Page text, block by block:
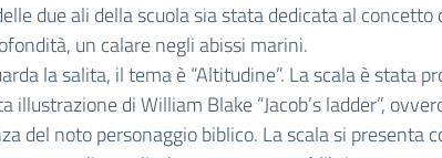
due ali della scuola sia stata dedicata al
un calare negli abissi marini.
la salita, il tema è “Altitudine”. La scala è
illustrazione di William Blake “Jacob’s ladder”,
del noto personaggio biblico. La scala si